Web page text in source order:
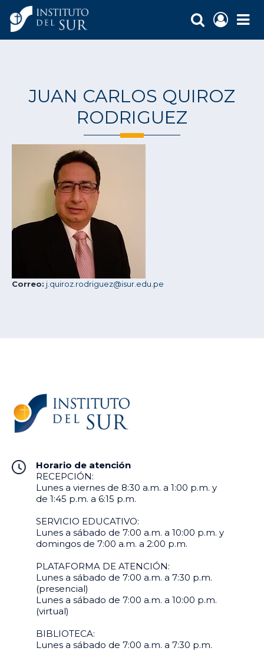
JUAN CARLOS QUIROZ
RODRIGUEZ
Correo: j.quiroz.rodriguez@isur.edu.pe
Horario de atención
RECEPCIÓN:
Lunes a viernes de 8:30 a.m. a 1:00 p.m. y
de 1:45 p.m. a 6:15 p.m.
SERVICIO EDUCATIVO:
Lunes a sábado de 7:00 a.m. a 10:00 p.m. y
domingos de 7:00 a.m. a 2:00 p.m.
PLATAFORMA DE ATENCIÓN:
Lunes a sábado de 7:00 a.m. a 7:30 p.m.
(presencial)
Lunes a sábado de 7:00 a.m. a 10:00 p.m.
(virtual)
BIBLIOTECA:
Lunes a sábado de 7:00 a.m. a 7:30 p.m.